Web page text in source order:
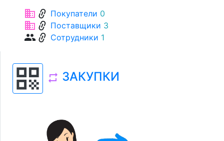
businesslink Покупатели 0
businesslink Поставщики 3
grouplink Сотрудники 1
qr_code repeat ЗАКУПКИ